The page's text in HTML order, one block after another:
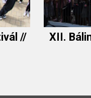
//
XII.